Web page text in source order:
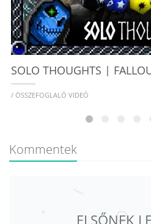
/ ÖSSZEFOGLALÓ VIDEÓ
Kommentek
ELSŐNEK